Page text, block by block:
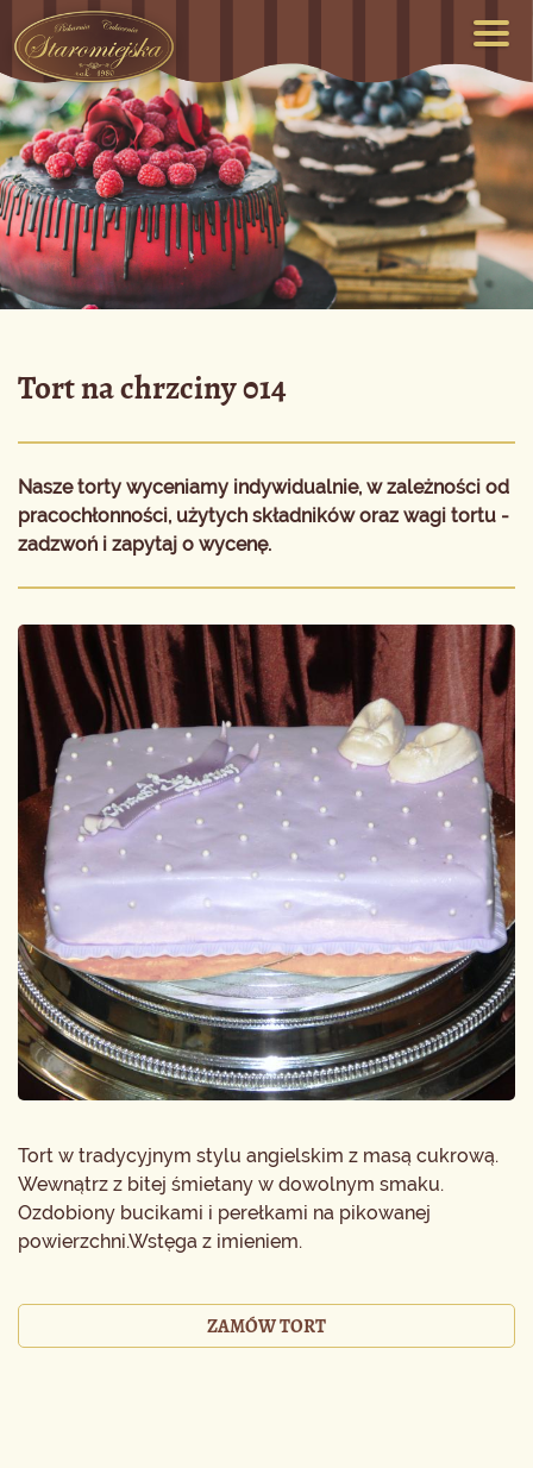
Tort w tradycyjnym stylu angielskim z masą cukrową.
Wewnątrz z bitej śmietany w dowolnym smaku.
Ozdobiony bucikami i perełkami na pikowanej
powierzchni.Wstęga z imieniem.
ZAMÓW TORT
Tort na chrzciny 014
Nasze torty wyceniamy indywidualnie, w zależności od
pracochłonności, użytych składników oraz wagi tortu -
zadzwoń i zapytaj o wycenę.